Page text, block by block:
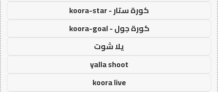
كورة ستار - koora-star
كورة جول - koora-goal
يلا شوت
yalla shoot
koora live